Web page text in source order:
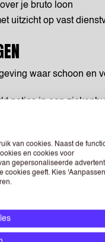
je bruto loon
uitzicht op vast
waar schoon en
netjes in een
beschikbaar
en denkniveau.
en prettig in de
samen in team.
dynamische
voor
van cookies. Naast de
en cookies voor
gepersonaliseerde
cookies geeft. Kies